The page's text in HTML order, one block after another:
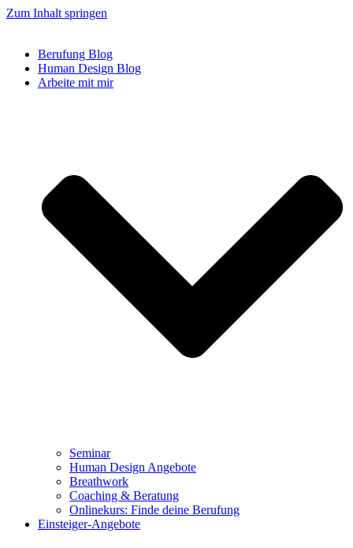
Zum Inhalt springen
Berufung Blog
Human Design Blog
Arbeite mit mir
Seminar
Human Design Angebote
Breathwork
Coaching & Beratung
Onlinekurs: Finde deine Berufung
Einsteiger-Angebote